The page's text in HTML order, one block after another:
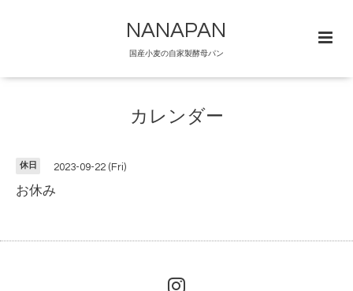
NANAPAN
国産小麦の自家製酵母パン
カレンダー
休日 2023-09-22 (Fri)
お休み